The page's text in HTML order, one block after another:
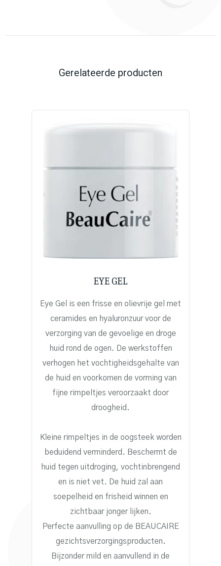
Gerelateerde producten
EYE GEL
Eye Gel is een frisse en olievrije gel met
ceramides en hyaluronzuur voor de
verzorging van de gevoelige en droge
huid rond de ogen. De werkstoffen
verhogen het vochtigheidsgehalte van
de huid en voorkomen de vorming van
fijne rimpeltjes veroorzaakt door
droogheid.
Kleine rimpeltjes in de oogsteek worden
beduidend verminderd. Beschermt de
huid tegen uitdroging, vochtinbrengend
en is niet vet. De huid zal aan
soepelheid en frisheid winnen en
zichtbaar jonger lijken.
Perfecte aanvulling op de BEAUCAIRE
gezichtsverzorgingsproducten.
Bijzonder mild en aanvullend in de